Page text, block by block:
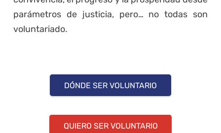
parámetros de justicia, pero… no todas son
voluntariado.
DÓNDE SER VOLUNTARIO
QUIERO SER VOLUNTARIO